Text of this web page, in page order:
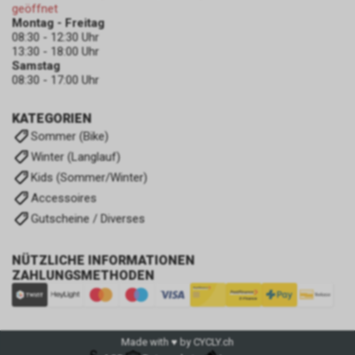
KATEGORIEN
Sommer (Bike)
Winter (Langlauf)
Kids (Sommer/Winter)
Accessoires
Gutscheine / Diverses
NÜTZLICHE INFORMATIONEN
ZAHLUNGSMETHODEN
geöffnet
Montag - Freitag
08:30 - 12:30 Uhr
13:30 - 18:00 Uhr
Samstag
08:30 - 17:00 Uhr
Made with ♥ by CYCLY.ch